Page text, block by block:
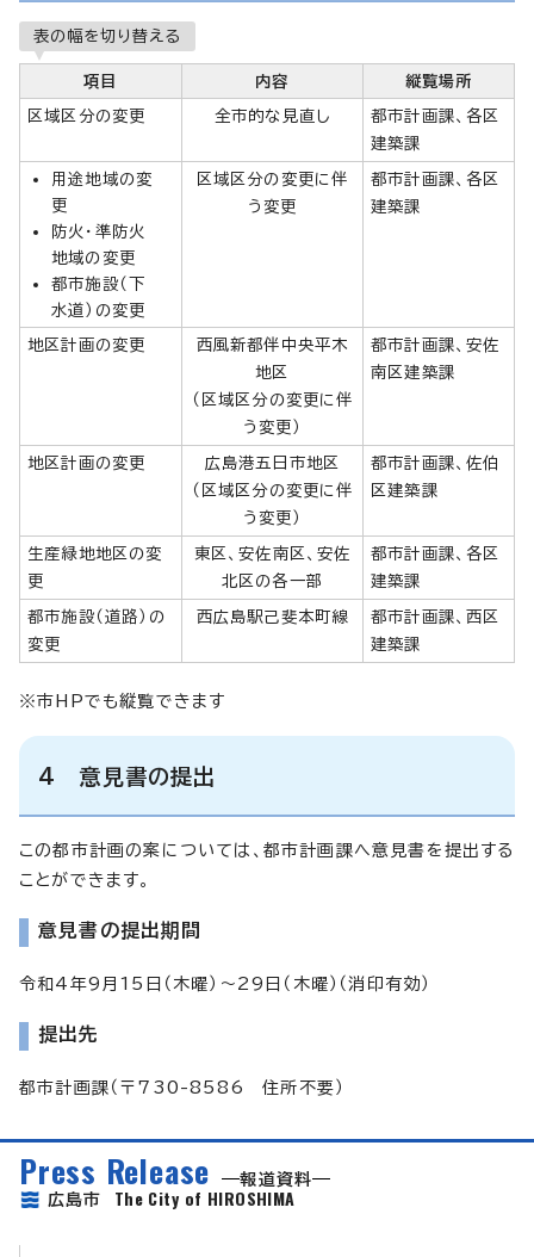
表の幅を切り替える
項目 内容 縦覧場所
区域区分の変更 全市的な見直し
都市計画課、各区
建築課
用途地域の変
更
防火・準防火
地域の変更
都市施設（下
水道）の変更
区域区分の変更に伴
う変更
都市計画課、各区
建築課
地区計画の変更
西風新都伴中央平木
地区
（区域区分の変更に伴
う変更）
都市計画課、安佐
南区建築課
地区計画の変更
広島港五日市地区
（区域区分の変更に伴
う変更）
都市計画課、佐伯
区建築課
生産緑地地区の変
更
東区、安佐南区、安佐
北区の各一部
都市計画課、各区
建築課
都市施設（道路）の
変更
西広島駅己斐本町線
都市計画課、西区
建築課
※市HPでも縦覧できます
4 意見書の提出
この都市計画の案については、都市計画課へ意見書を提出する
ことができます。
意見書の提出期間
令和4年9月15日（木曜）～29日（木曜）（消印有効）
提出先
都市計画課（〒730-8586 住所不要）
Press Release
報道資料
広島市 The City of HIROSHIMA